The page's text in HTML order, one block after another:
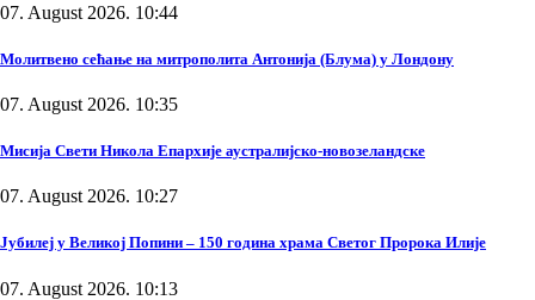
07. August 2026. 10:44
Молитвено сећање на митрополита Антонија (Блума) у Лондону
07. August 2026. 10:35
Мисија Свети Никола Епархије аустралијско-новозеландске
07. August 2026. 10:27
Јубилеј у Великој Попини – 150 година храма Светог Пророка Илије
07. August 2026. 10:13